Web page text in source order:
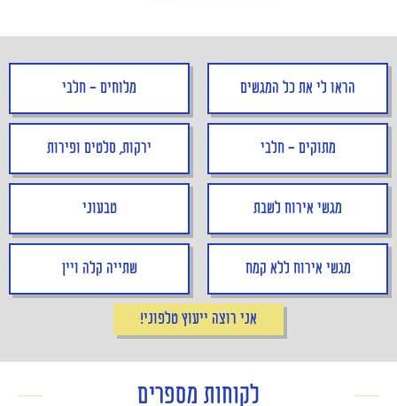
הראו לי את כל המגשים מלוחים - חלבי
מתוקים - חלבי ירקות, סלטים ופירות
מגשי אירוח לשבת טבעוני
מגשי אירוח ללא קמח שתייה קלה ויין
אני רוצה ייעוץ טלפוני!
לקוחות מספרים